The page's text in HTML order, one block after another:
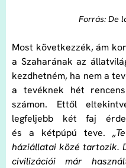
Forrás: De
Most következzék, ám
a Szaharának az
kezdhetném, ha nem a
a tevéknek hét
számon. Ettől
legfeljebb két faj
és a kétpúpú teve.
háziállatai közé tartozik.
civilizációi már